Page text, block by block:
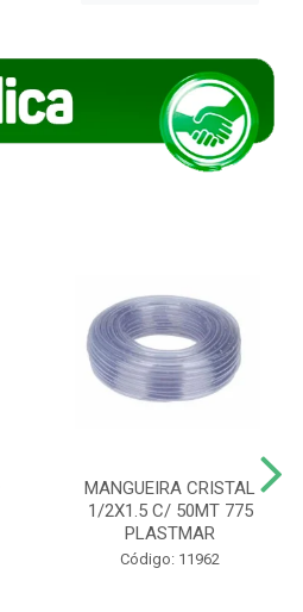
MANGUEIRA CRISTAL
1/2X1.5 C/ 50MT 775
PLASTMAR
Código: 11962